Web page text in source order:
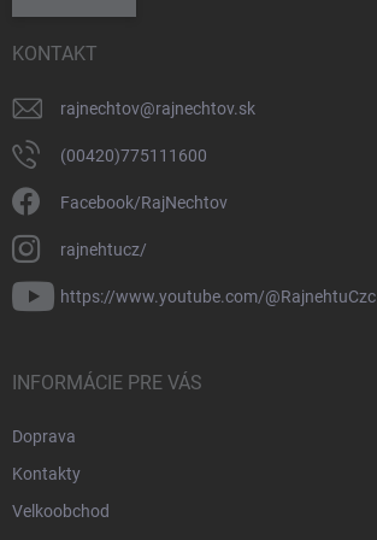
KONTAKT
rajnechtov@rajnechtov.sk
(00420)775111600
Facebook/RajNechtov
rajnehtucz/
https://www.youtube.com/@RajnehtuCzc
INFORMÁCIE PRE VÁS
Doprava
Kontakty
Velkoobchod